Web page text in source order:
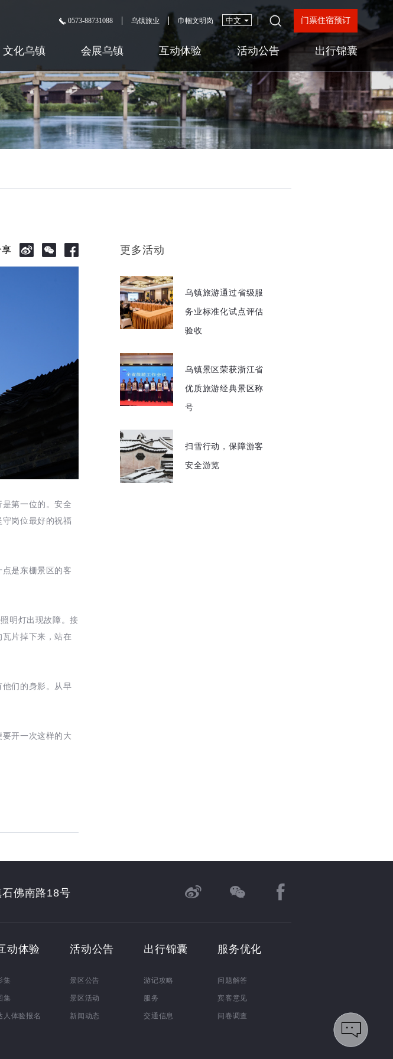
0573-88731088 乌镇旅业 巾帼文明岗 门票住宿预订
文化乌镇 会展乌镇 互动体验 活动公告 出行锦囊
享
第一位的。安全
岗位最好的祝福
是东栅景区的客
明灯出现故障。接
片掉下来，站在
们的身影。从早
开一次这样的大
更多活动
乌镇旅游通过省级服
务业标准化试点评估
验收
乌镇景区荣获浙江省
优质旅游经典景区称
号
扫雪行动，保障游客
安全游览
佛南路18号
动体验
集
集
人体验报名
活动公告
景区公告
景区活动
新闻动态
出行锦囊
游记攻略
服务
交通信息
服务优化
问题解答
宾客意见
问卷调查